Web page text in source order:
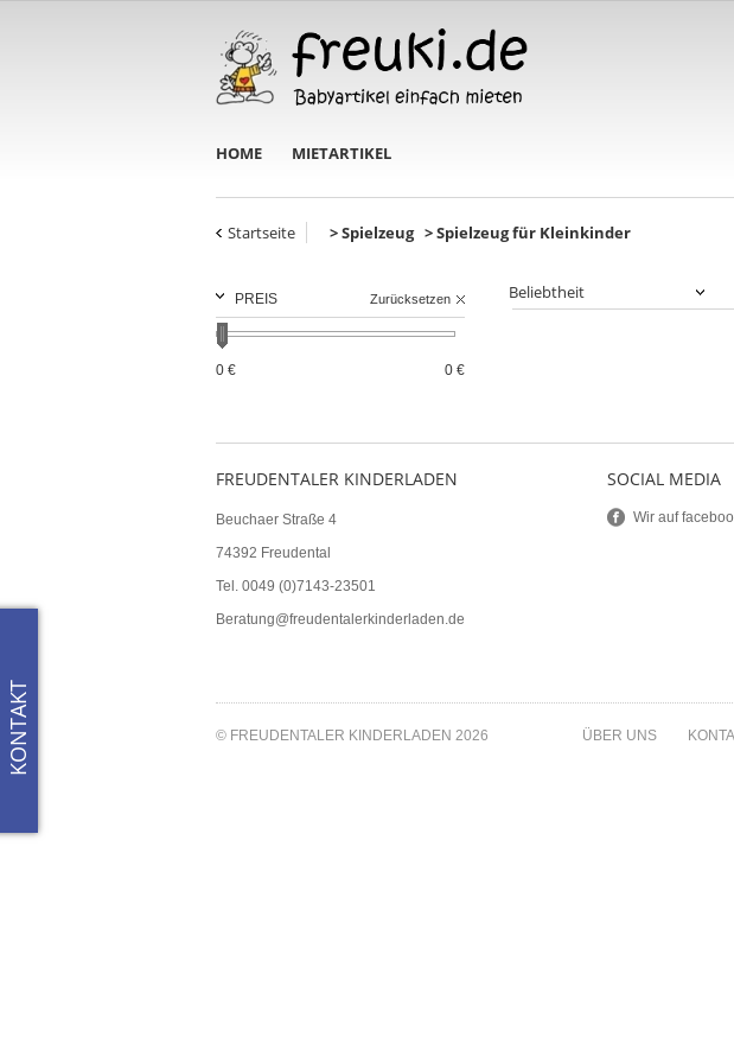
HOME MIETARTIKEL
Startseite >Spielzeug >Spielzeug für Kleinkinder
PREIS Zurücksetzen
0 € 0 €
FREUDENTALER KINDERLADEN
Beuchaer Straße 4
74392 Freudental
Tel. 0049 (0)7143-23501
Beratung@freudentalerkinderladen.de
SOCIAL MEDIA
Wir auf
© FREUDENTALER KINDERLADEN 2026 ÜBER UNS
KONTAKT